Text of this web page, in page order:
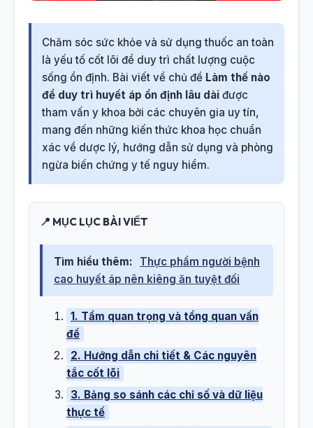
Chăm sóc sức khỏe và sử dụng thuốc an toàn
là yếu tố cốt lõi để duy trì chất lượng cuộc
sống ổn định. Bài viết về chủ đề Làm thế nào
để duy trì huyết áp ổn định lâu dài được
tham vấn y khoa bởi các chuyên gia uy tín,
mang đến những kiến thức khoa học chuẩn
xác về dược lý, hướng dẫn sử dụng và phòng
ngừa biến chứng y tế nguy hiểm.
📍 MỤC LỤC BÀI VIẾT
Tìm hiểu thêm:
Thực phẩm người bệnh
cao huyết áp nên kiêng ăn tuyệt đối
1. Tầm quan trọng và tổng quan vấn
đề
2. Hướng dẫn chi tiết & Các nguyên
tắc cốt lõi
3. Bảng so sánh các chỉ số và dữ liệu
thực tế